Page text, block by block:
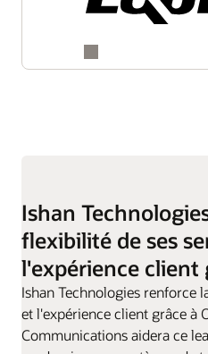
Ishan
flexibilité de ses
l'expérience client
Ishan Technologies renforce
et l'expérience client grâce à
Communications aidera ce